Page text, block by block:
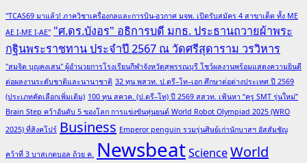
"TCAS69 มาแล้ว! ภาควิชาเครื่องกลและการบิน-อวกาศ มจพ. เปิดรับสมัคร 4 สาขาเด็ด ทั้ง ME
AE I-ME I-AE" "ศ.ดร.บังอร" อธิการบดี มกธ. ประธานถวายผ้าพระ
กฐินพระราชทาน ประจำปี 2567 ณ วัดศรีสุดาราม วรวิหาร
"สมจิต บุญคงเสน" ผู้อำนวยการโรงเรียนกีฬาจังหวัดสุพรรณบุรี โชว์ผลงานพร้อมแสดงความยินดี
ต่อผลงานระดับชาติและนานาชาติ 32 ทุน พสวท. ป.ตรี–โท–เอก ศึกษาต่อต่างประเทศ ปี 2569
(ประเภทคัดเลือกเพิ่มเติม) 100 ทุน สควค. (ป.ตรี–โท) ปี 2569 สสวท. เฟ้นหา “ครู SMT รุ่นใหม่”
Brain Step คว้าอันดับ 5 ของโลก การแข่งขันหุ่นยนต์ World Robot Olympiad 2025 (WRO
2025) ที่สิงคโปร์ Business Emperor penguin รวมรุ่นศิษย์เก่านักบาสฯ อัสสัมชัญ
คว้าที่ 3 บาสเกตบอล ถ้วย ค. NewsbeatScienceWorld